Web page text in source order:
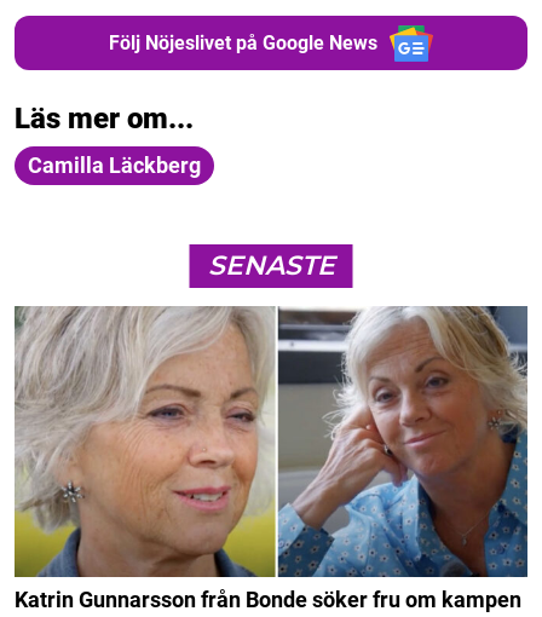
Följ Nöjeslivet på Google News
Läs mer om...
Camilla Läckberg
SENASTE
Katrin Gunnarsson från Bonde söker fru om kampen